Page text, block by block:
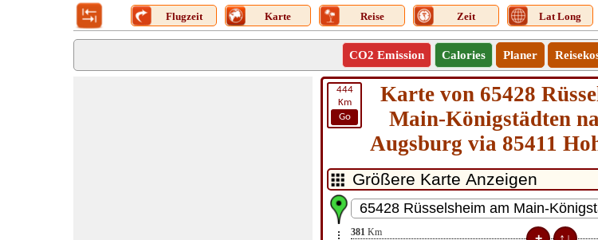
Flugzeit Karte Reise Zeit Lat Long
CO2 Emission Calories Planer
444
Km
Go
Karte von 65428
Main-Königstädten
Augsburg via 85411
381 Km